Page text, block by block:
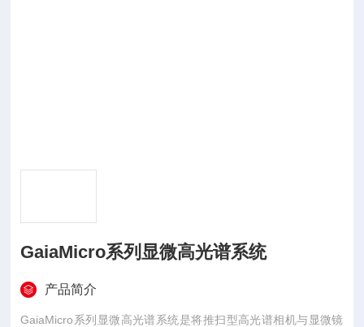
GaiaMicro系列显微高光谱系统
产品简介
GaiaMicro系列显微高光谱系统是将推扫型高光谱相机与显微镜